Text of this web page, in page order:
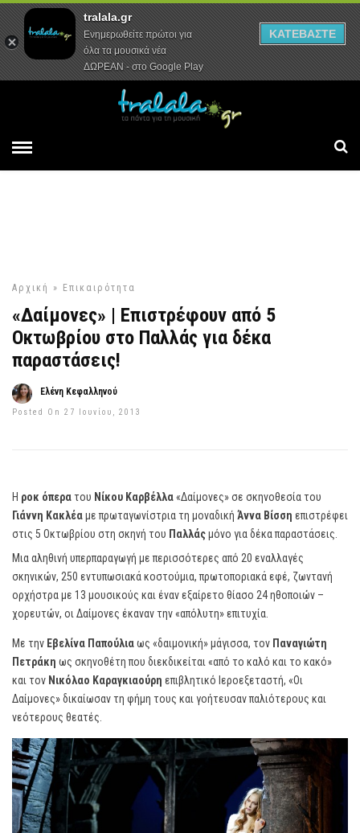
Αρχική Συνεντεύξεις Ρεπορτάζ
Αρχική » Επικαιρότητα
«Δαίμονες» | Επιστρέφουν από 5
Οκτωβρίου στο Παλλάς για δέκα
παραστάσεις!
Ελένη Κεφαλληνού
Posted On 27 Ιουνίου, 2013
Η ροκ όπερατου Νίκου Καρβέλλα«Δαίμονες» σε σκηνοθεσία του
Γιάννη Κακλέαμε πρωταγωνίστρια τη μοναδική Άννα Βίσση επιστρέφει
στις 5 Οκτωβρίου στη σκηνή του Παλλάςμόνο για δέκα παραστάσεις.
Μια αληθινή υπερπαραγωγή με περισσότερες από 20 εναλλαγές
σκηνικών, 250 εντυπωσιακά κοστούμια, πρωτοποριακά εφέ, ζωντανή
ορχήστρα με 13 μουσικούς και έναν εξαίρετο θίασο 24 ηθοποιών –
χορευτών, οι Δαίμονες έκαναν την «απόλυτη» επιτυχία.
Με την Εβελίνα Παπούλιαως «δαιμονική» μάγισσα, τον Παναγιώτη
Πετράκη ως σκηνοθέτη που διεκδικείται «από το καλό και το κακό»
και τον Νικόλαο Καραγκιαούρη επιβλητικό Ιεροεξεταστή, «Οι
Δαίμονες» δικαίωσαν τη φήμη τους και γοήτευσαν παλιότερους και
νεότερους θεατές.
tralala.gr
Ενημερωθείτε πρώτοι για
όλα τα μουσικά νέα
ΔΩΡΕΑΝ - στο Google Play
ΚΑΤΕΒΑΣΤΕ